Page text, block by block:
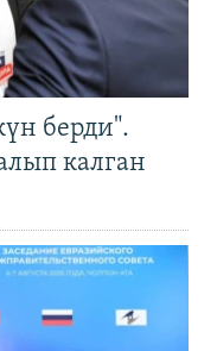
берди".
калган